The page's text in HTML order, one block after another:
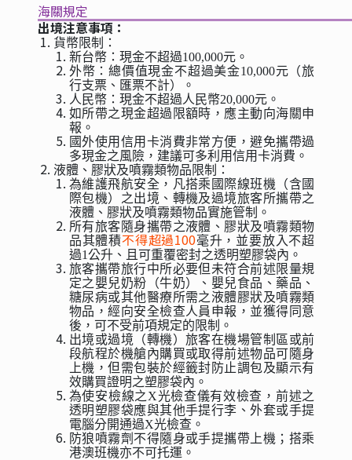
海關規定
出境注意事項：
貨幣限制：
新台幣：現金不超過100,000元。
外幣：總價值現金不超過美金10,000元（旅
行支票、匯票不計）。
人民幣：現金不超過人民幣20,000元。
如所帶之現金超過限額時，應主動向海關申
報。
國外使用信用卡消費非常方便，避免攜帶過
多現金之風險，建議可多利用信用卡消費。
液體、膠狀及噴霧類物品限制：
為維護飛航安全，凡搭乘國際線班機（含國
際包機）之出境、轉機及過境旅客所攜帶之
液體、膠狀及噴霧類物品實施管制。
所有旅客隨身攜帶之液體、膠狀及噴霧類物
品其體積不得超過100毫升，並要放入不超
過1公升、且可重覆密封之透明塑膠袋內。
旅客攜帶旅行中所必要但未符合前述限量規
定之嬰兒奶粉（牛奶）、嬰兒食品、藥品、
糖尿病或其他醫療所需之液體膠狀及噴霧類
物品，經向安全檢查人員申報，並獲得同意
後，可不受前項規定的限制。
出境或過境（轉機）旅客在機場管制區或前
段航程於機艙內購買或取得前述物品可隨身
上機，但需包裝於經籤封防止調包及顯示有
效購買證明之塑膠袋內。
為使安檢線之X光檢查儀有效檢查，前述之
透明塑膠袋應與其他手提行李、外套或手提
電腦分開通過X光檢查。
防狼噴霧劑不得隨身或手提攜帶上機；搭乘
港澳班機亦不可托運。